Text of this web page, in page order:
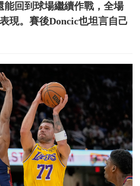
能回到球場繼續作戰，全場
現。賽後Doncic也坦言自己